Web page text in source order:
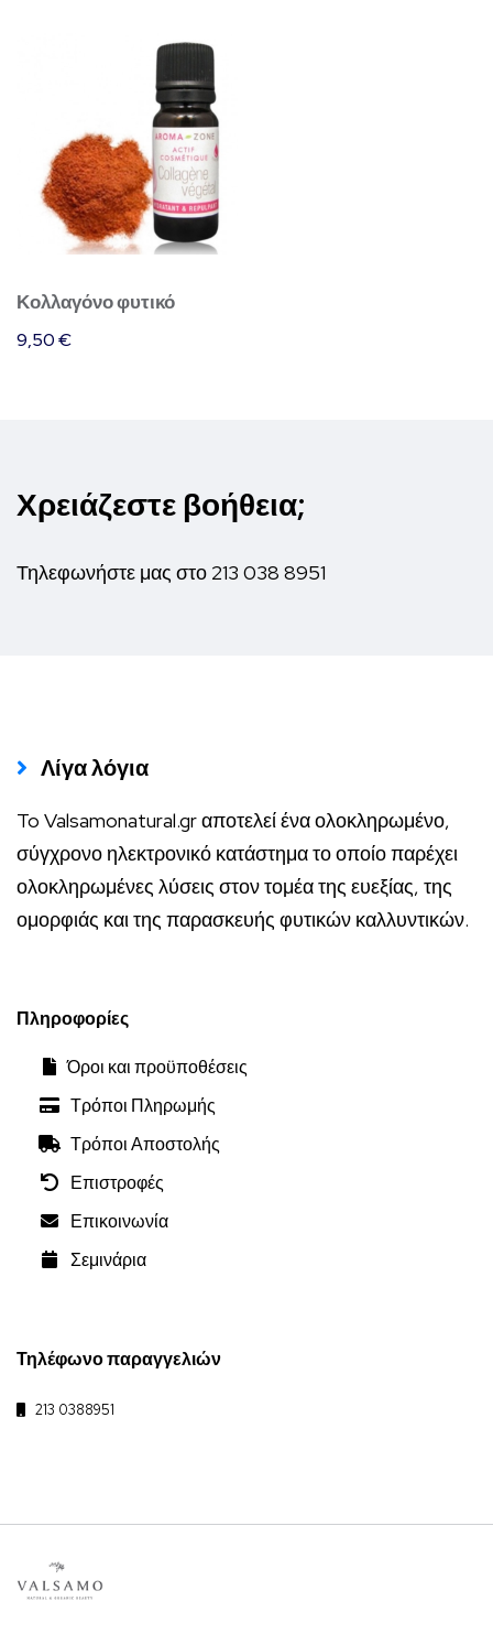
Κολλαγόνο φυτικό
9,50€
Χρειάζεστε βοήθεια;
Τηλεφωνήστε μας στο 213 038 8951
Λίγα λόγια
To Valsamonatural.gr αποτελεί ένα ολοκληρωμένο,
σύγχρονο ηλεκτρονικό κατάστημα το οποίο παρέχει
ολοκληρωμένες λύσεις στον τομέα της ευεξίας, της
ομορφιάς και της παρασκευής φυτικών καλλυντικών.
Πληροφορίες
Όροι και προϋποθέσεις
Τρόποι Πληρωμής
Τρόποι Αποστολής
Επιστροφές
Επικοινωνία
Σεμινάρια
Τηλέφωνο παραγγελιών
213 0388951